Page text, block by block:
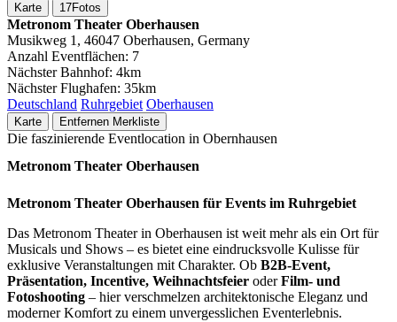
Karte 17Fotos
Metronom Theater Oberhausen
Musikweg 1, 46047 Oberhausen, Germany
Anzahl Eventflächen: 7
Nächster Bahnhof: 4km
Nächster Flughafen: 35km
Deutschland Ruhrgebiet Oberhausen
Karte Entfernen Merkliste
Die faszinierende Eventlocation in Obernhausen
Metronom Theater Oberhausen
Metronom Theater Oberhausen für Events im Ruhrgebiet
Das Metronom Theater in Oberhausen ist weit mehr als ein Ort für
Musicals und Shows – es bietet eine eindrucksvolle Kulisse für
exklusive Veranstaltungen mit Charakter. Ob B2B-Event,
Präsentation, Incentive, Weihnachtsfeier oderFilm- und
Fotoshooting – hier verschmelzen architektonische Eleganz und
moderner Komfort zu einem unvergesslichen Eventerlebnis.